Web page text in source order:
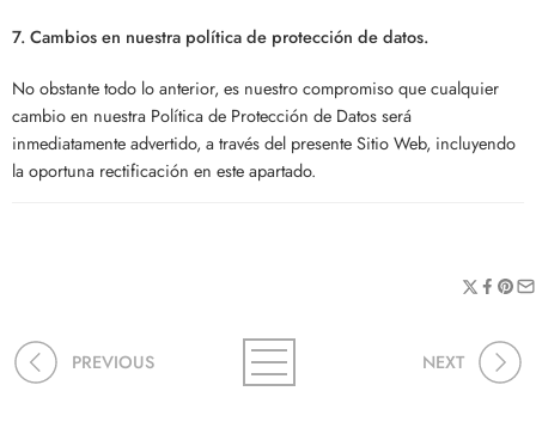
7. Cambios en nuestra política de protección de datos.
No obstante todo lo anterior, es nuestro compromiso que cualquier
cambio en nuestra Política de Protección de Datos será
inmediatamente advertido, a través del presente Sitio Web, incluyendo
la oportuna rectificación en este apartado.
PREVIOUS NEXT